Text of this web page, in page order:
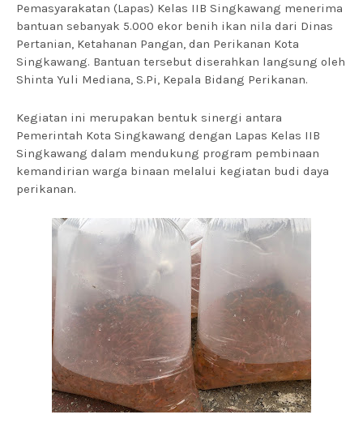
Pemasyarakatan (Lapas) Kelas IIB Singkawang menerima
bantuan sebanyak 5.000 ekor benih ikan nila dari Dinas
Pertanian, Ketahanan Pangan, dan Perikanan Kota
Singkawang. Bantuan tersebut diserahkan langsung oleh
Shinta Yuli Mediana, S.Pi, Kepala Bidang Perikanan.
Kegiatan ini merupakan bentuk sinergi antara
Pemerintah Kota Singkawang dengan Lapas Kelas IIB
Singkawang dalam mendukung program pembinaan
kemandirian warga binaan melalui kegiatan budi daya
perikanan.